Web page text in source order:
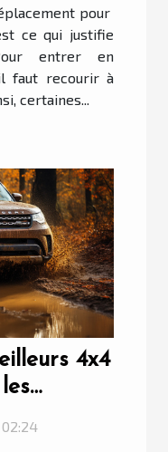
pour
ce qui justifie
entrer en
il faut recourir à
certaines...
4x4